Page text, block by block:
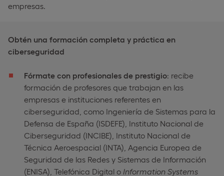
empresas.
Obtén una formación completa y práctica en
ciberseguridad
Fórmate con profesionales de prestigio: recibe
formación de profesores que trabajan en las
empresas e instituciones referentes en
ciberseguridad, como Ingeniería de Sistemas para la
Defensa de España (ISDEFE), Instituto Nacional de
Ciberseguridad (INCIBE), Instituto Nacional de
Técnica Aeroespacial (INTA), Agencia Europea de
Seguridad de las Redes y Sistemas de Información
(ENISA), Telefónica Digital o Information Systems